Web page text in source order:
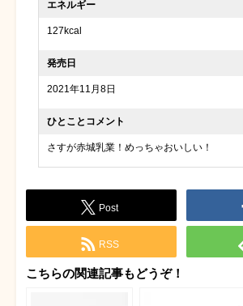
エネルギー
127kcal
発売日
2021年11月8日
ひとことコメント
さすが赤城乳業！めっちゃおいしい！
Post
RSS
こちらの関連記事もどうぞ！